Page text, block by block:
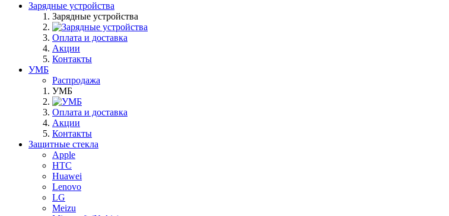
Зарядные устройства
Зарядные устройства
Оплата и доставка
Акции
Контакты
УМБ
Распродажа
УМБ
Оплата и доставка
Акции
Контакты
Защитные стекла
Apple
HTC
Huawei
Lenovo
LG
Meizu